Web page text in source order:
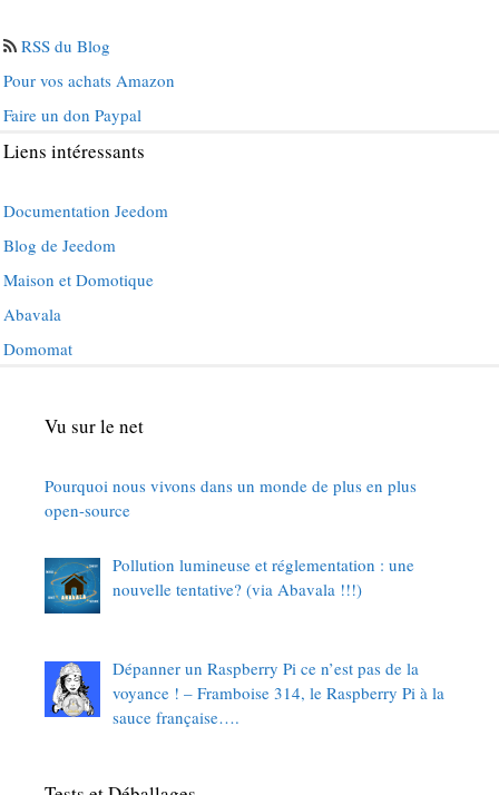
RSS du Blog
Pour vos achats Amazon
Faire un don Paypal
Liens intéressants
Documentation Jeedom
Blog de Jeedom
Maison et Domotique
Abavala
Domomat
Vu sur le net
Pourquoi nous vivons dans un monde de plus en plus
open-source
Pollution lumineuse et réglementation : une
nouvelle tentative? (via Abavala !!!)
Dépanner un Raspberry Pi ce n’est pas de la
voyance ! – Framboise 314, le Raspberry Pi à la
sauce française….